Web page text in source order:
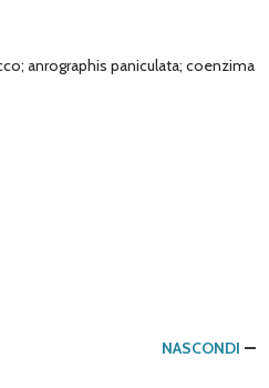
anrographis paniculata; coenzima
NASCONDI